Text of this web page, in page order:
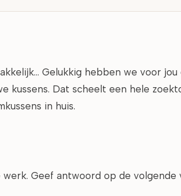
Gelukkig hebben we voor jou
kussens. Dat scheelt een hele
in huis.
Geef antwoord op de volgende